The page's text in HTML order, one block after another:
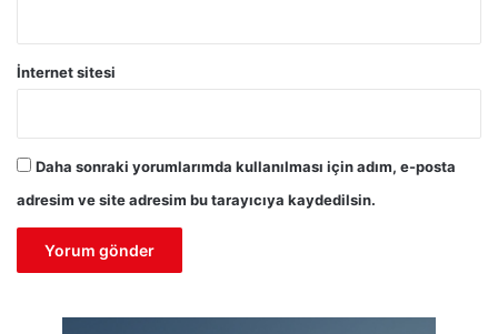
İnternet sitesi
Daha sonraki yorumlarımda kullanılması için adım, e-posta
adresim ve site adresim bu tarayıcıya kaydedilsin.